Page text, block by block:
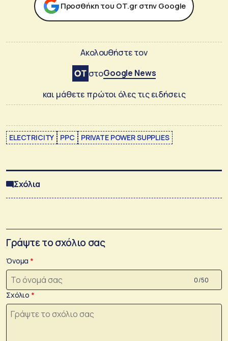
Προσθήκη του ΟΤ.gr στην Google
Ακολουθήστε τον
στοGoogle News
και μάθετε πρώτοι όλες τις ειδήσεις
ELECTRICITY PPC PRIVATE POWER SUPPLIES
Σχόλια
Γράψτε το σχόλιο σας
Όνομα
0 /50
Σχόλιο